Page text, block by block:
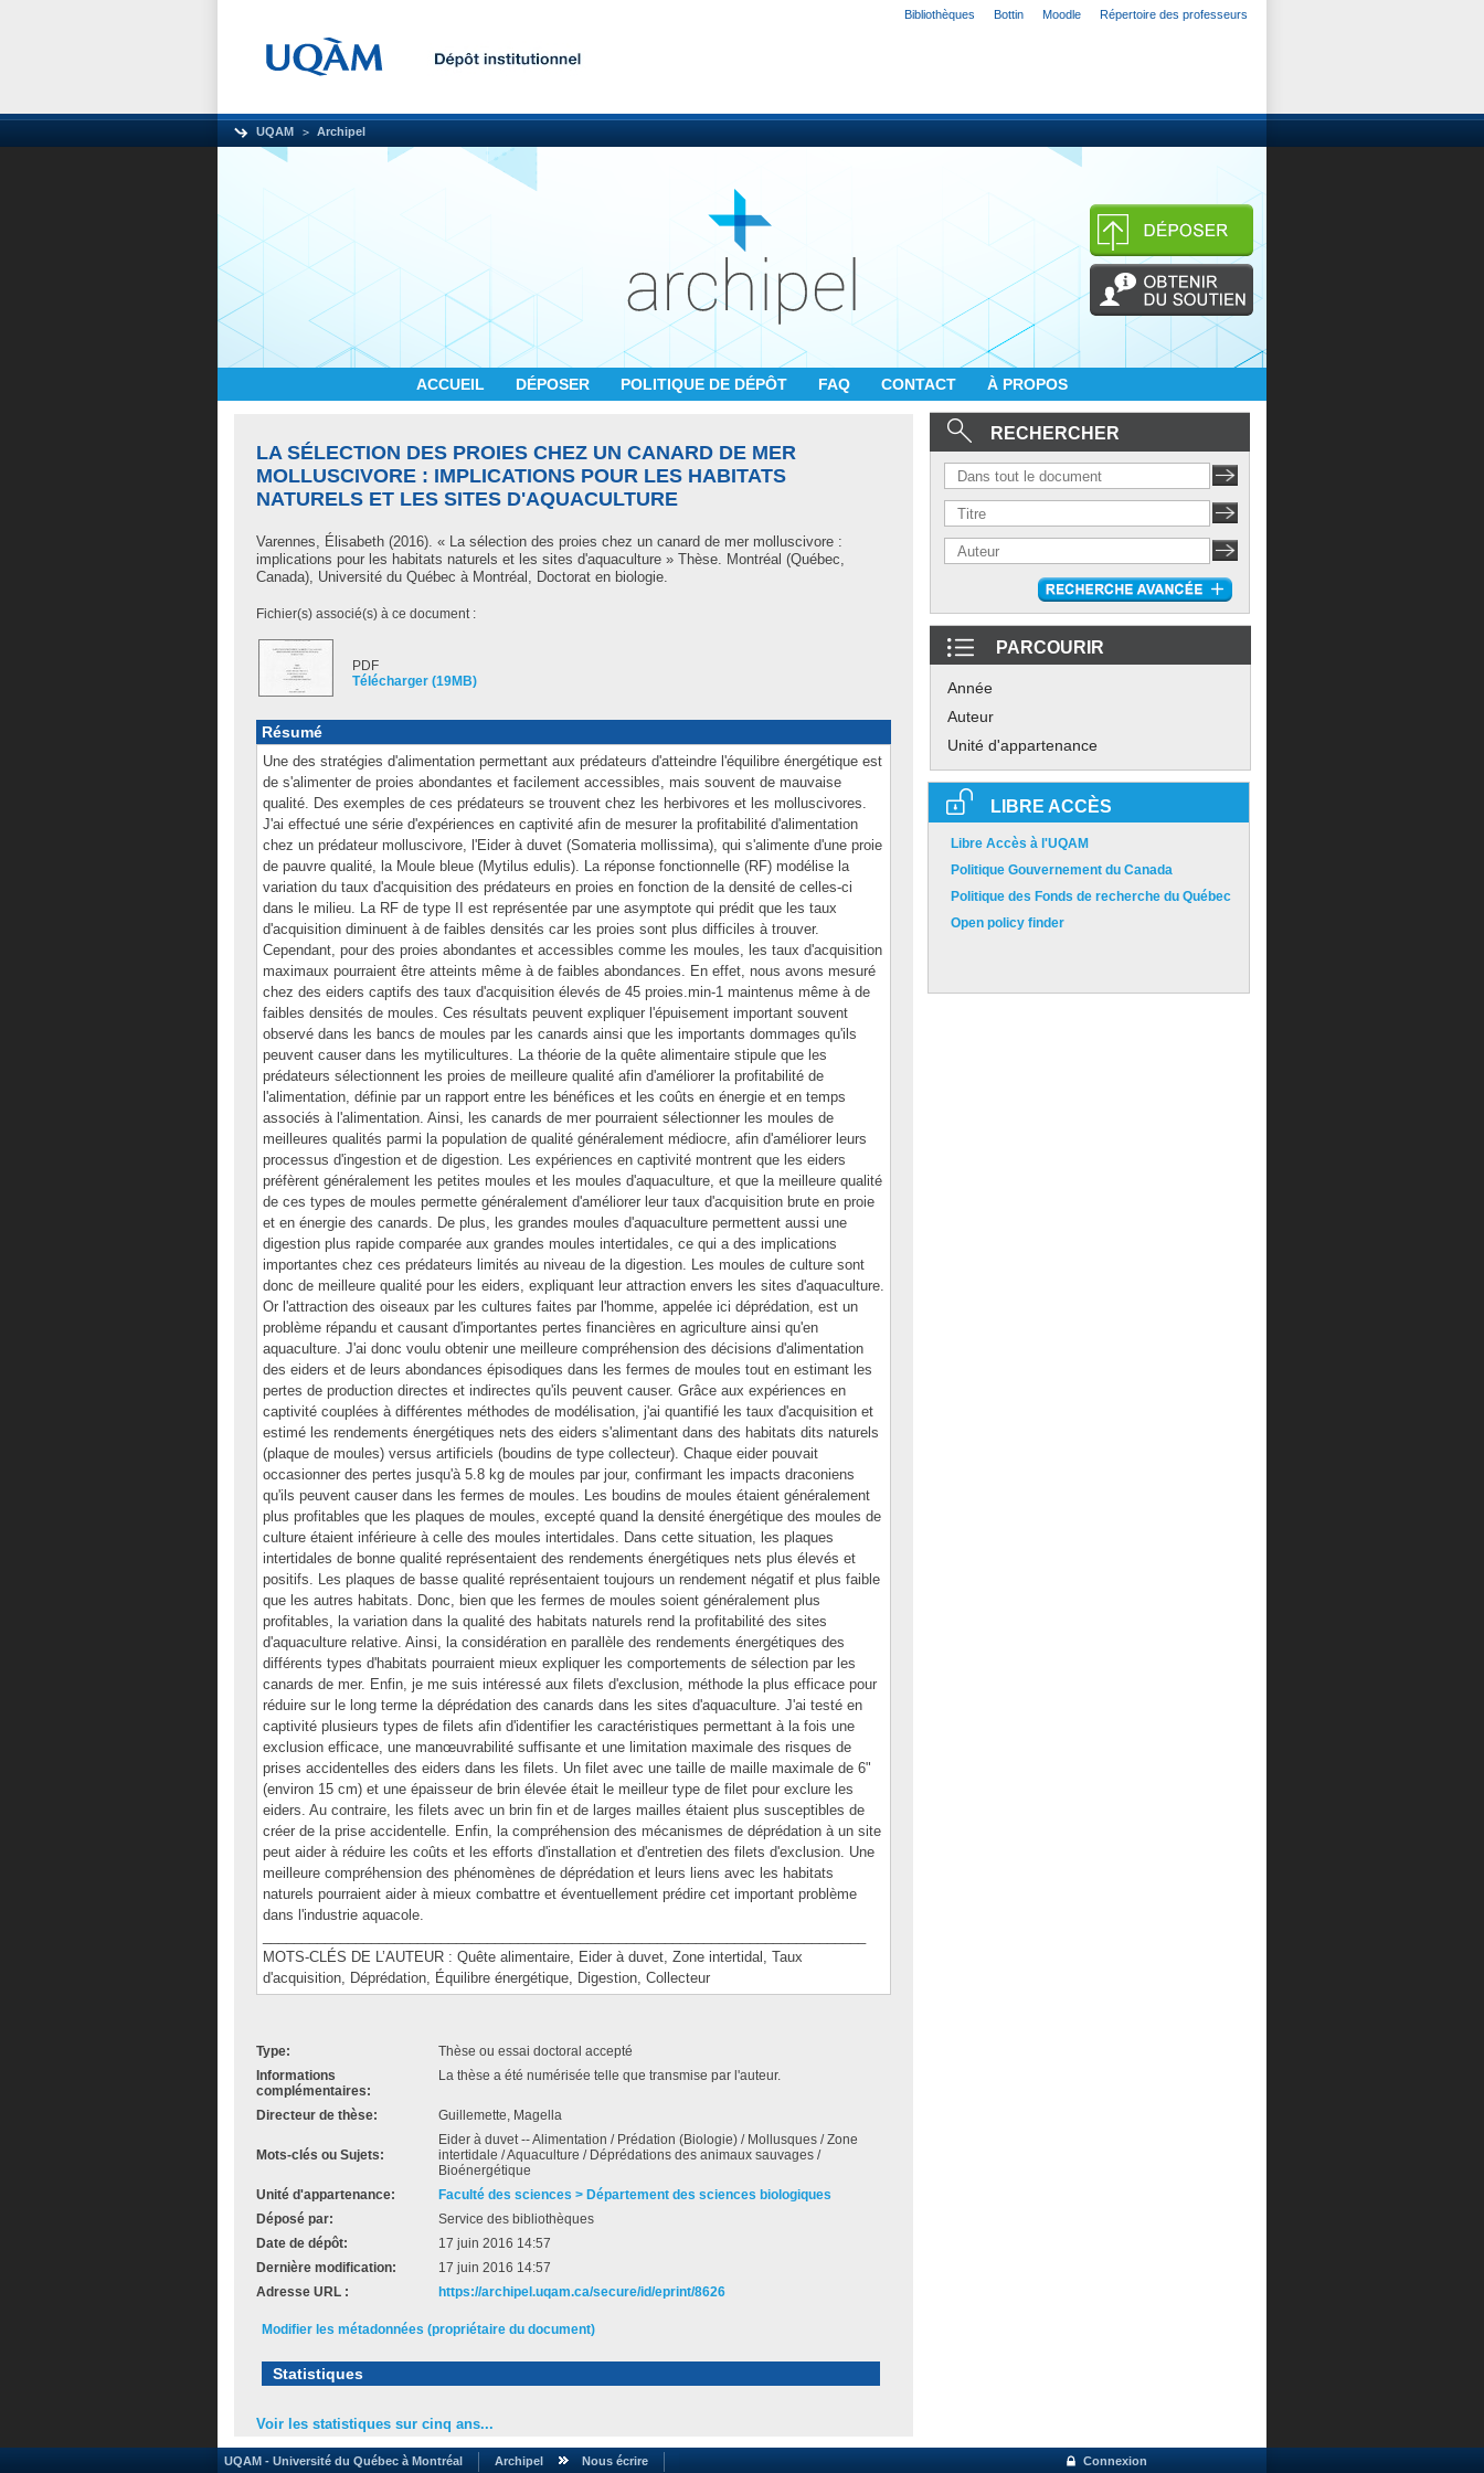
Bibliothèques Bottin Moodle Répertoire des professeurs
UQAM Archipel
ACCUEIL DÉPOSER POLITIQUE DE DÉPÔT FAQ CONTACT À PROPOS
LA SÉLECTION DES PROIES CHEZ UN CANARD DE MER
MOLLUSCIVORE : IMPLICATIONS POUR LES HABITATS
NATURELS ET LES SITES D'AQUACULTURE
Varennes, Élisabeth (2016). « La sélection des proies chez un canard de mer molluscivore :
implications pour les habitats naturels et les sites d'aquaculture » Thèse. Montréal (Québec,
Canada), Université du Québec à Montréal, Doctorat en biologie.
Fichier(s) associé(s) à ce document :
PDF
Télécharger (19MB)
Résumé
Une des stratégies d'alimentation permettant aux prédateurs d'atteindre l'équilibre énergétique est
de s'alimenter de proies abondantes et facilement accessibles, mais souvent de mauvaise
qualité. Des exemples de ces prédateurs se trouvent chez les herbivores et les molluscivores.
J'ai effectué une série d'expériences en captivité afin de mesurer la profitabilité d'alimentation
chez un prédateur molluscivore, l'Eider à duvet (Somateria mollissima), qui s'alimente d'une proie
de pauvre qualité, la Moule bleue (Mytilus edulis). La réponse fonctionnelle (RF) modélise la
variation du taux d'acquisition des prédateurs en proies en fonction de la densité de celles-ci
dans le milieu. La RF de type II est représentée par une asymptote qui prédit que les taux
d'acquisition diminuent à de faibles densités car les proies sont plus difficiles à trouver.
Cependant, pour des proies abondantes et accessibles comme les moules, les taux d'acquisition
maximaux pourraient être atteints même à de faibles abondances. En effet, nous avons mesuré
chez des eiders captifs des taux d'acquisition élevés de 45 proies.min-1 maintenus même à de
faibles densités de moules. Ces résultats peuvent expliquer l'épuisement important souvent
observé dans les bancs de moules par les canards ainsi que les importants dommages qu'ils
peuvent causer dans les mytilicultures. La théorie de la quête alimentaire stipule que les
prédateurs sélectionnent les proies de meilleure qualité afin d'améliorer la profitabilité de
l'alimentation, définie par un rapport entre les bénéfices et les coûts en énergie et en temps
associés à l'alimentation. Ainsi, les canards de mer pourraient sélectionner les moules de
meilleures qualités parmi la population de qualité généralement médiocre, afin d'améliorer leurs
processus d'ingestion et de digestion. Les expériences en captivité montrent que les eiders
préfèrent généralement les petites moules et les moules d'aquaculture, et que la meilleure qualité
de ces types de moules permette généralement d'améliorer leur taux d'acquisition brute en proie
et en énergie des canards. De plus, les grandes moules d'aquaculture permettent aussi une
digestion plus rapide comparée aux grandes moules intertidales, ce qui a des implications
importantes chez ces prédateurs limités au niveau de la digestion. Les moules de culture sont
donc de meilleure qualité pour les eiders, expliquant leur attraction envers les sites d'aquaculture.
Or l'attraction des oiseaux par les cultures faites par l'homme, appelée ici déprédation, est un
problème répandu et causant d'importantes pertes financières en agriculture ainsi qu'en
aquaculture. J'ai donc voulu obtenir une meilleure compréhension des décisions d'alimentation
des eiders et de leurs abondances épisodiques dans les fermes de moules tout en estimant les
pertes de production directes et indirectes qu'ils peuvent causer. Grâce aux expériences en
captivité couplées à différentes méthodes de modélisation, j'ai quantifié les taux d'acquisition et
estimé les rendements énergétiques nets des eiders s'alimentant dans des habitats dits naturels
(plaque de moules) versus artificiels (boudins de type collecteur). Chaque eider pouvait
occasionner des pertes jusqu'à 5.8 kg de moules par jour, confirmant les impacts draconiens
qu'ils peuvent causer dans les fermes de moules. Les boudins de moules étaient généralement
plus profitables que les plaques de moules, excepté quand la densité énergétique des moules de
culture étaient inférieure à celle des moules intertidales. Dans cette situation, les plaques
intertidales de bonne qualité représentaient des rendements énergétiques nets plus élevés et
positifs. Les plaques de basse qualité représentaient toujours un rendement négatif et plus faible
que les autres habitats. Donc, bien que les fermes de moules soient généralement plus
profitables, la variation dans la qualité des habitats naturels rend la profitabilité des sites
d'aquaculture relative. Ainsi, la considération en parallèle des rendements énergétiques des
différents types d'habitats pourraient mieux expliquer les comportements de sélection par les
canards de mer. Enfin, je me suis intéressé aux filets d'exclusion, méthode la plus efficace pour
réduire sur le long terme la déprédation des canards dans les sites d'aquaculture. J'ai testé en
captivité plusieurs types de filets afin d'identifier les caractéristiques permettant à la fois une
exclusion efficace, une manœuvrabilité suffisante et une limitation maximale des risques de
prises accidentelles des eiders dans les filets. Un filet avec une taille de maille maximale de 6"
(environ 15 cm) et une épaisseur de brin élevée était le meilleur type de filet pour exclure les
eiders. Au contraire, les filets avec un brin fin et de larges mailles étaient plus susceptibles de
créer de la prise accidentelle. Enfin, la compréhension des mécanismes de déprédation à un site
peut aider à réduire les coûts et les efforts d'installation et d'entretien des filets d'exclusion. Une
meilleure compréhension des phénomènes de déprédation et leurs liens avec les habitats
naturels pourraient aider à mieux combattre et éventuellement prédire cet important problème
dans l'industrie aquacole.
MOTS-CLÉS DE L’AUTEUR : Quête alimentaire, Eider à duvet, Zone intertidal, Taux
d'acquisition, Déprédation, Équilibre énergétique, Digestion, Collecteur
Type:
Thèse ou essai doctoral accepté
Informations
complémentaires:
La thèse a été numérisée telle que transmise par l'auteur.
Directeur de thèse: Guillemette, Magella
Mots-clés ou Sujets:
Eider à duvet -- Alimentation / Prédation (Biologie) / Mollusques / Zone
intertidale / Aquaculture / Déprédations des animaux sauvages /
Bioénergétique
Unité d'appartenance:
Faculté des sciences > Département des sciences biologiques
Déposé par:
Service des bibliothèques
Date de dépôt:
17 juin 2016 14:57
Dernière modification:
17 juin 2016 14:57
Adresse URL :
https://archipel.uqam.ca/secure/id/eprint/8626
Modifier les métadonnées (propriétaire du document)
Statistiques
Voir les statistiques sur cinq ans...
RECHERCHER
PARCOURIR
Année
Auteur
Unité d'appartenance
LIBRE ACCÈS
Libre Accès à l'UQAM
Politique Gouvernement du Canada
Politique des Fonds de recherche du Québec
Open policy finder
UQAM - Université du Québec à Montréal Archipel Nous écrire Connexion